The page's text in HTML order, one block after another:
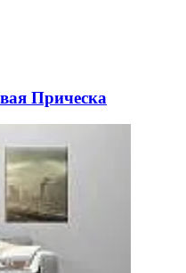
Прическа